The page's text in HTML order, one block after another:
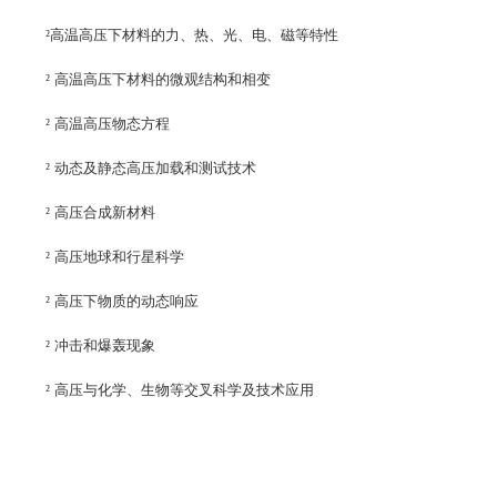
《高压物理学报》第三届青年编委会招募启事
²高温高压下材料的力、热、光、电、磁等特性
² 高温高压下材料的微观结构和相变
² 高温高压物态方程
² 动态及静态高压加载和测试技术
² 高压合成新材料
² 高压地球和行星科学
² 高压下物质的动态响应
² 冲击和爆轰现象
² 高压与化学、生物等交叉科学及技术应用